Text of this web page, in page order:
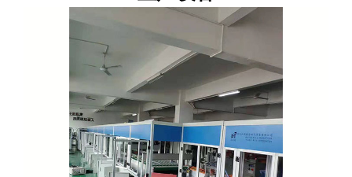
BT-DP1028分选机
一 、功能说明 BT-DP1028分选机是刀片锂电池
自动测试内阻、电压/自动扫码的自动化测试设
备...
2026-01-14
BT-24 串系列锂电池保护板测试仪
一、概述 BT 系列多功能保护板测试系统，主要